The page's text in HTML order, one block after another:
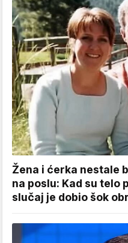
Žena i ćerka nestale
na poslu: Kad su telo
slučaj je dobio šok